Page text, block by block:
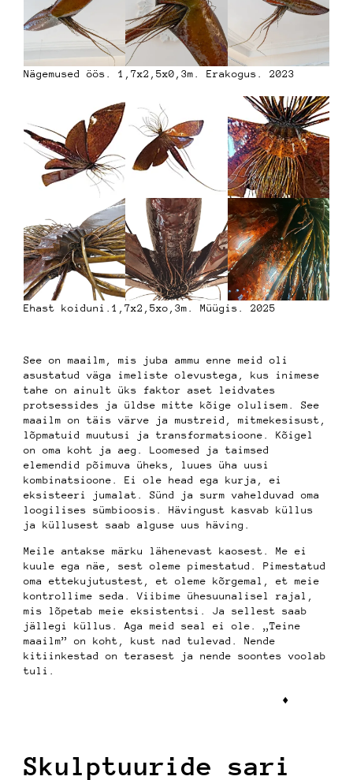
Nägemused öös. 1,7x2,5x0,3m. Erakogus. 2023
Ehast koiduni.1,7x2,5xo,3m. Müügis. 2025
See on maailm, mis juba ammu enne meid oli
asustatud väga imeliste olevustega, kus inimese
tahe on ainult üks faktor aset leidvates
protsessides ja üldse mitte kõige olulisem. See
maailm on täis värve ja mustreid, mitmekesisust,
lõpmatuid muutusi ja transformatsioone. Kõigel
on oma koht ja aeg. Loomesed ja taimsed
elemendid põimuva üheks, luues üha uusi
kombinatsioone. Ei ole head ega kurja, ei
eksisteeri jumalat. Sünd ja surm vahelduvad oma
loogilises sümbioosis. Hävingust kasvab küllus
ja küllusest saab alguse uus häving.
Meile antakse märku lähenevast kaosest. Me ei
kuule ega näe, sest oleme pimestatud. Pimestatud
oma ettekujutustest, et oleme kõrgemal, et meie
kontrollime seda. Viibime ühesuunalisel rajal,
mis lõpetab meie eksistentsi. Ja sellest saab
jällegi küllus. Aga meid seal ei ole. „Teine
maailm” on koht, kust nad tulevad. Nende
kitiinkestad on terasest ja nende soontes voolab
tuli.
♦︎
Skulptuuride sari